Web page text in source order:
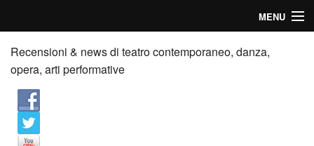
MENU
Home
Recensioni
Anticipazioni
Recensioni & news di teatro contemporaneo, danza,
opera, arti performative